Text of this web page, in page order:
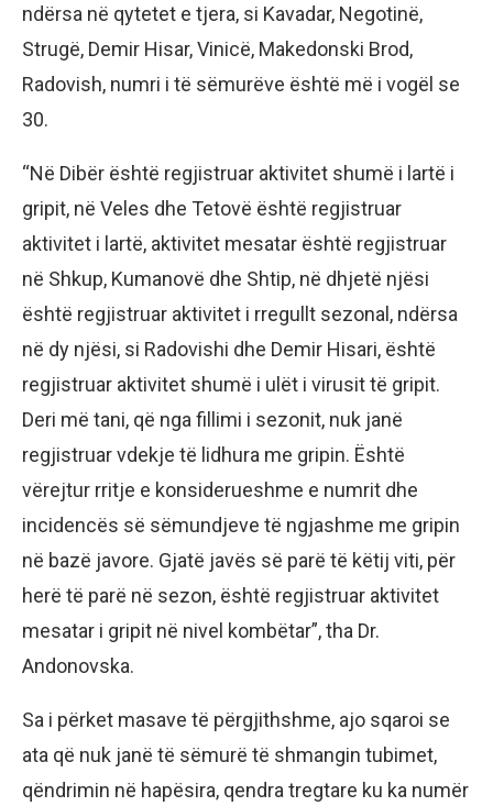
ndërsa në qytetet e tjera, si Kavadar, Negotinë,
Strugë, Demir Hisar, Vinicë, Makedonski Brod,
Radovish, numri i të sëmurëve është më i vogël se
30.
“Në Dibër është regjistruar aktivitet shumë i lartë i
gripit, në Veles dhe Tetovë është regjistruar
aktivitet i lartë, aktivitet mesatar është regjistruar
në Shkup, Kumanovë dhe Shtip, në dhjetë njësi
është regjistruar aktivitet i rregullt sezonal, ndërsa
në dy njësi, si Radovishi dhe Demir Hisari, është
regjistruar aktivitet shumë i ulët i virusit të gripit.
Deri më tani, që nga fillimi i sezonit, nuk janë
regjistruar vdekje të lidhura me gripin. Është
vërejtur rritje e konsiderueshme e numrit dhe
incidencës së sëmundjeve të ngjashme me gripin
në bazë javore. Gjatë javës së parë të këtij viti, për
herë të parë në sezon, është regjistruar aktivitet
mesatar i gripit në nivel kombëtar”, tha Dr.
Andonovska.
Sa i përket masave të përgjithshme, ajo sqaroi se
ata që nuk janë të sëmurë të shmangin tubimet,
qëndrimin në hapësira, qendra tregtare ku ka numër